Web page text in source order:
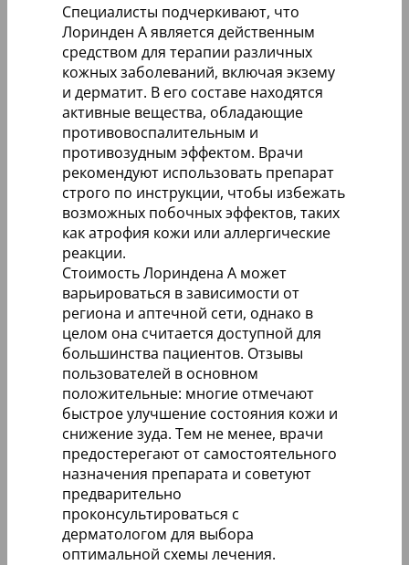
Специалисты подчеркивают, что
Лоринден А является действенным
средством для терапии различных
кожных заболеваний, включая экзему
и дерматит. В его составе находятся
активные вещества, обладающие
противовоспалительным и
противозудным эффектом. Врачи
рекомендуют использовать препарат
строго по инструкции, чтобы избежать
возможных побочных эффектов, таких
как атрофия кожи или аллергические
реакции.
Стоимость Лориндена А может
варьироваться в зависимости от
региона и аптечной сети, однако в
целом она считается доступной для
большинства пациентов. Отзывы
пользователей в основном
положительные: многие отмечают
быстрое улучшение состояния кожи и
снижение зуда. Тем не менее, врачи
предостерегают от самостоятельного
назначения препарата и советуют
предварительно
проконсультироваться с
дерматологом для выбора
оптимальной схемы лечения.